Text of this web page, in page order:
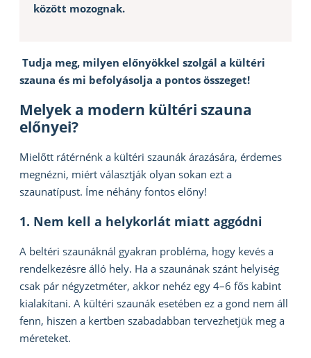
között mozognak.
Tudja meg, milyen előnyökkel szolgál a kültéri
szauna és mi befolyásolja a pontos összeget!
Melyek a modern kültéri szauna
előnyei?
Mielőtt rátérnénk a kültéri szaunák árazására, érdemes
megnézni, miért választják olyan sokan ezt a
szaunatípust. Íme néhány fontos előny!
1. Nem kell a helykorlát miatt aggódni
A beltéri szaunáknál gyakran probléma, hogy kevés a
rendelkezésre álló hely. Ha a szaunának szánt helyiség
csak pár négyzetméter, akkor nehéz egy 4–6 fős kabint
kialakítani. A kültéri szaunák esetében ez a gond nem áll
fenn, hiszen a kertben szabadabban tervezhetjük meg a
méreteket.